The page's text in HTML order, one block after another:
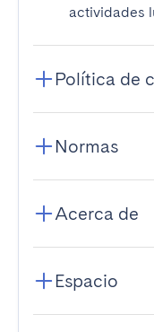
actividades
Política de
Normas
Acerca de
Espacio